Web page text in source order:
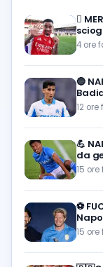
🪎
4 ore
🔵
12 ore
💪
da
15 ore
⚽️
15 ore